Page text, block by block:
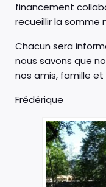
financement
recueillir la somme
Chacun sera
nous savons que
nos amis, famille
Frédérique